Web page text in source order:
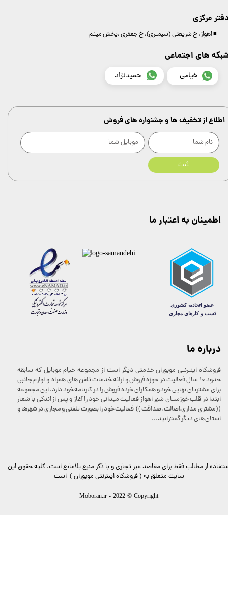
★★
درباره ما
فروشگاه اینترنتی موبوران خدمتی دیگر است از مجموعه خیام موبایل که سابقه
حدود 10 سال فعالیت در حوزه فروش و ارائه خدمات تلفن های همراه و لوازم جانبی
برای مشتریان نهایی خود و همکاران خرده فروش را در کارنامه خود دارد. این مجموعه
ابتدا در قلب خوزستان شهر اهواز فعالیت میدانی خود را آغاز و پس از اندکی با شعار
((مشتری مداری,اصالت , صداقت )) فعالیت خود را بصورت تلفنی و مجازی در شهرها و
استان های دیگر گسترانید...
مرکزی
◾️ اهواز، خ شریعتی (سیمتری)، خ جعفری ،پخش میثم
های اجتماعی
خیامی حمیدنژاد
ثبت
اطلاع از تخفیف ها و جشنواره های فروش
اطمینان به اعتبار ما
از مطالب فقط برای مقاصد غیر تجاری و با ذکر منبع بلامانع است. کليه حقوق اين
سايت متعلق به ( فروشگاه اینترنتی موبوران ) است
Moboran.ir - 2022 © Copyright